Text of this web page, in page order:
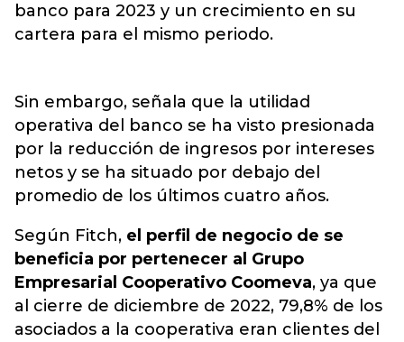
banco para 2023 y un crecimiento en su
cartera para el mismo periodo.
Sin embargo, señala que la utilidad
operativa del banco se ha visto presionada
por la reducción de ingresos por intereses
netos y se ha situado por debajo del
promedio de los últimos cuatro años.
Según Fitch, el perfil de negocio de se
beneficia por pertenecer al Grupo
Empresarial Cooperativo Coomeva, ya que
al cierre de diciembre de 2022, 79,8% de los
asociados a la cooperativa eran clientes del